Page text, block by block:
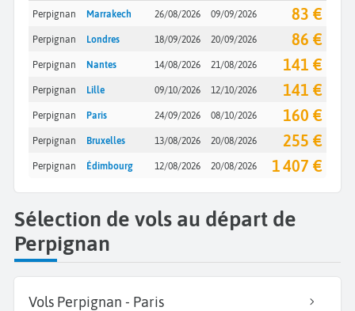
Perpignan Marrakech 26/08/2026 09/09/2026 83 €
Perpignan Londres 18/09/2026 20/09/2026 86 €
Perpignan Nantes 14/08/2026 21/08/2026 141 €
Perpignan Lille 09/10/2026 12/10/2026 141 €
Perpignan Paris 24/09/2026 08/10/2026 160 €
Perpignan Bruxelles 13/08/2026 20/08/2026 255 €
Perpignan Édimbourg 12/08/2026 20/08/2026 1 407 €
Sélection de vols au départ de
Perpignan
Vols Perpignan - Paris